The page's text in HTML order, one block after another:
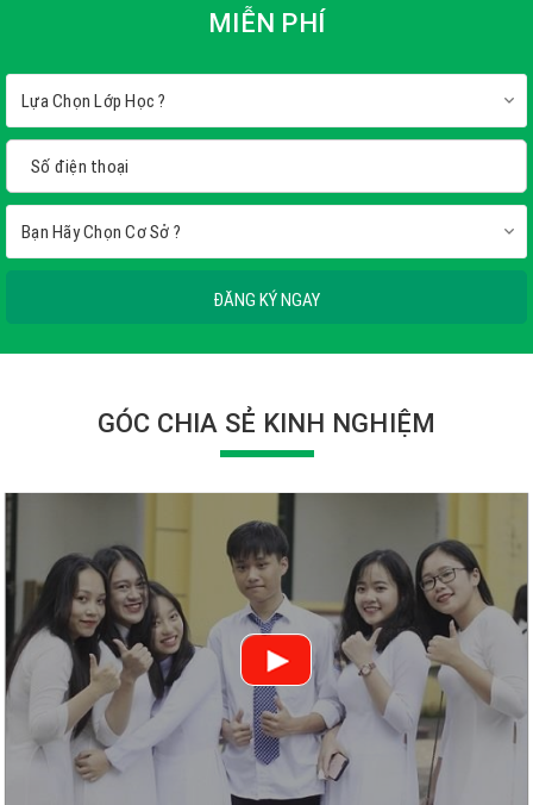
MIỄN PHÍ
ĐĂNG KÝ NGAY
GÓC CHIA SẺ KINH NGHIỆM